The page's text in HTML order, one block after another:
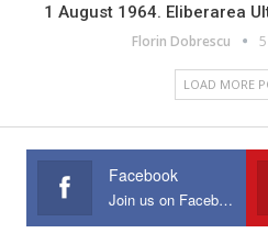
1 August 1964. Eliberarea
Florin Dobrescu
LOAD MORE
Facebook
Join us on Facebook